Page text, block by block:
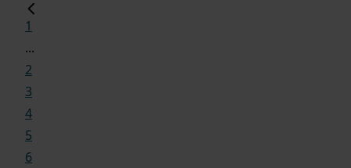
1
...
2
3
4
5
6